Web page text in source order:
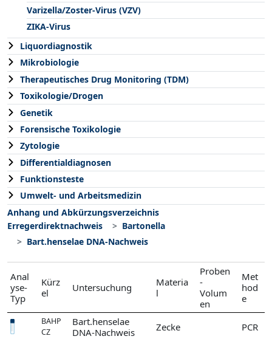
Varizella/Zoster-Virus (VZV)
ZIKA-Virus
Liquordiagnostik
Mikrobiologie
Therapeutisches Drug Monitoring (TDM)
Toxikologie/Drogen
Genetik
Forensische Toxikologie
Zytologie
Differentialdiagnosen
Funktionsteste
Umwelt- und Arbeitsmedizin
Anhang und Abkürzungsverzeichnis
Erregerdirektnachweis
Bartonella
Bart.henselae DNA-Nachweis
Anal
yse-
Typ
Kürz
el
Untersuchung
Materia
l
Proben
-
Volum
en
Met
hod
e
BAHP
CZ
Bart.henselae
DNA-Nachweis
Zecke PCR